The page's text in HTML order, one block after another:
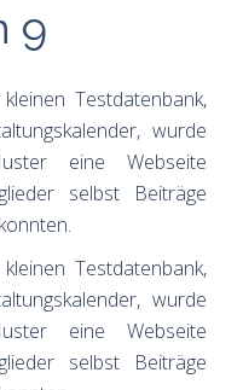
9
Testdatenbank,
wurde
eine Webseite
selbst Beiträge
Testdatenbank,
wurde
eine Webseite
selbst Beiträge